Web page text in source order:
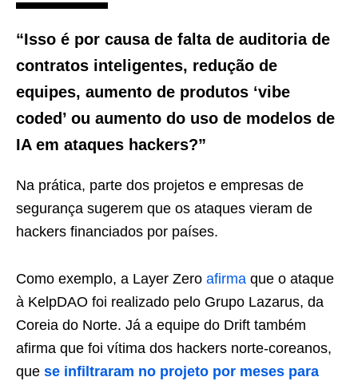
“Isso é por causa de falta de auditoria de
contratos inteligentes, redução de
equipes, aumento de produtos ‘vibe
coded’ ou aumento do uso de modelos de
IA em ataques hackers?”
Na prática, parte dos projetos e empresas de
segurança sugerem que os ataques vieram de
hackers financiados por países.
Como exemplo, a Layer Zero afirma que o ataque
à KelpDAO foi realizado pelo Grupo Lazarus, da
Coreia do Norte. Já a equipe do Drift também
afirma que foi vítima dos hackers norte-coreanos,
que se infiltraram no projeto por meses para